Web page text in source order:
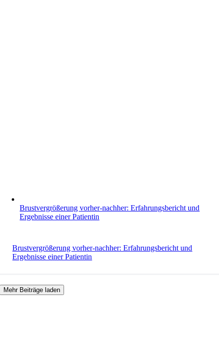
Brustvergrößerung vorher-nachher: Erfahrungsbericht und
Ergebnisse einer Patientin
Brustvergrößerung vorher-nachher: Erfahrungsbericht und
Ergebnisse einer Patientin
Mehr Beiträge laden